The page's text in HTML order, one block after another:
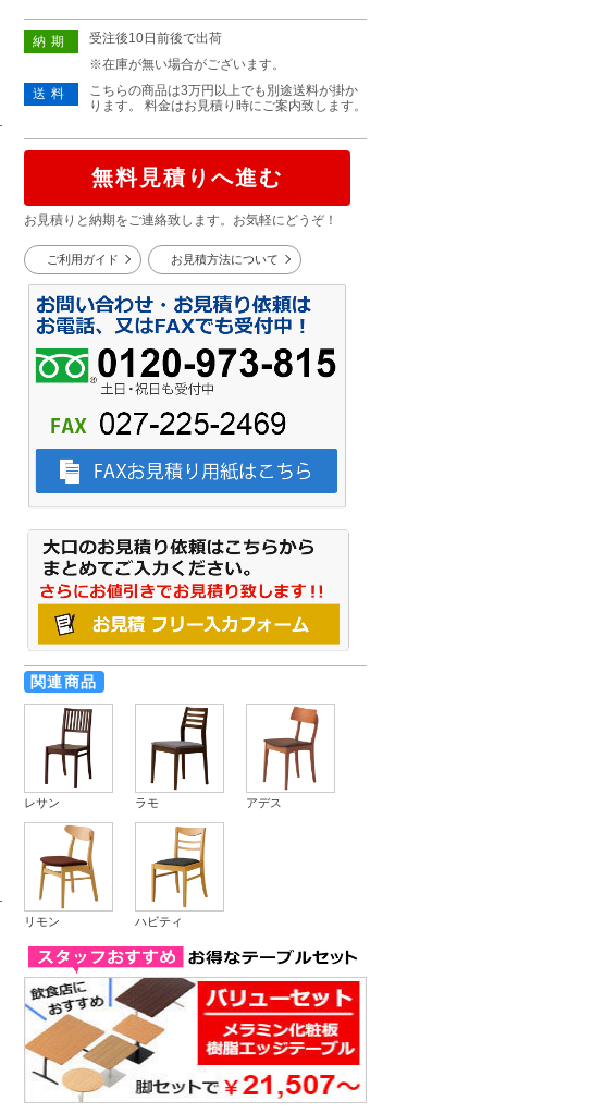
納期
受注後10日前後で出荷
※在庫が無い場合がございます。
送料
こちらの商品は3万円以上でも別途送料が掛か
ります。 料金はお見積り時にご案内致します。
無料見積りへ進む
お見積りと納期をご連絡致します。お気軽にどうぞ！
ご利用ガイド お見積方法について
関連商品
レサン ラモ アデス
リモン ハビティ